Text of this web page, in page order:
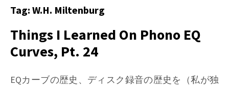
Tag: W.H. Miltenburg
Things I Learned On Phono EQ
Curves, Pt. 24
EQカーブの歴史、ディスク録音の歴史を（私が独